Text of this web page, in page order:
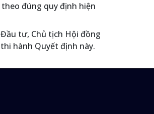
đúng quy định hiện
tư, Chủ tịch Hội đồng
hành Quyết định này.